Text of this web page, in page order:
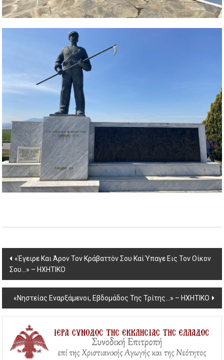
Post
navigation
«Έγειρε Και Άρον Τον Κράβαττόν Σου Καί Ύπαγε Εις Τον Οίκον
Σου…» – ΗΧΗΤΙΚΟ
«Νηστείας Εναρξάμενοι, Εβδομάδος Της Τρίτης…» – ΗΧΗΤΙΚΟ